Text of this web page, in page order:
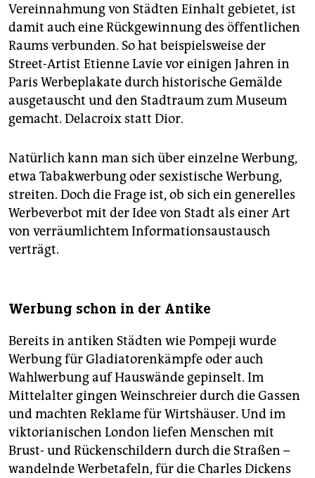
Vereinnahmung von Städten Einhalt gebietet, ist
damit auch eine Rückgewinnung des öffentlichen
Raums verbunden. So hat beispielsweise der
Street-Artist Etienne Lavie vor einigen Jahren in
Paris Werbeplakate durch historische Gemälde
ausgetauscht und den Stadtraum zum Museum
gemacht. Delacroix statt Dior.
Natürlich kann man sich über einzelne Werbung,
etwa Tabakwerbung oder sexistische Werbung,
streiten. Doch die Frage ist, ob sich ein generelles
Werbeverbot mit der Idee von Stadt als einer Art
von verräumlichtem Informationsaustausch
verträgt.
Werbung schon in der Antike
Bereits in antiken Städten wie Pompeji wurde
Werbung für Gladiatorenkämpfe oder auch
Wahlwerbung auf Hauswände gepinselt. Im
Mittelalter gingen Weinschreier durch die Gassen
und machten Reklame für Wirtshäuser. Und im
viktorianischen London liefen Menschen mit
Brust- und Rückenschildern durch die Straßen –
wandelnde Werbetafeln, für die Charles Dickens